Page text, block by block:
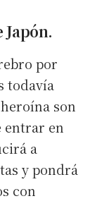
por
todavía
son
entrar en
a
y pondrá
con